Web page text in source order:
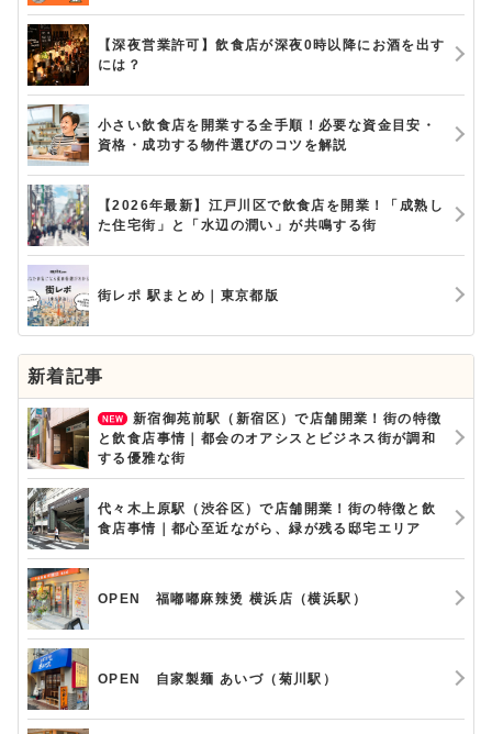
【深夜営業許可】飲食店が深夜0時以降にお酒を出す
には？
小さい飲食店を開業する全手順！必要な資金目安・
資格・成功する物件選びのコツを解説
【2026年最新】江戸川区で飲食店を開業！「成熟し
た住宅街」と「水辺の潤い」が共鳴する街
街レポ 駅まとめ｜東京都版
新着記事
新宿御苑前駅（新宿区）で店舗開業！街の特徴
と飲食店事情｜都会のオアシスとビジネス街が調和
する優雅な街
代々木上原駅（渋谷区）で店舗開業！街の特徴と飲
食店事情｜都心至近ながら、緑が残る邸宅エリア
OPEN 福嘟嘟麻辣烫 横浜店（横浜駅）
OPEN 自家製麺 あいづ（菊川駅）